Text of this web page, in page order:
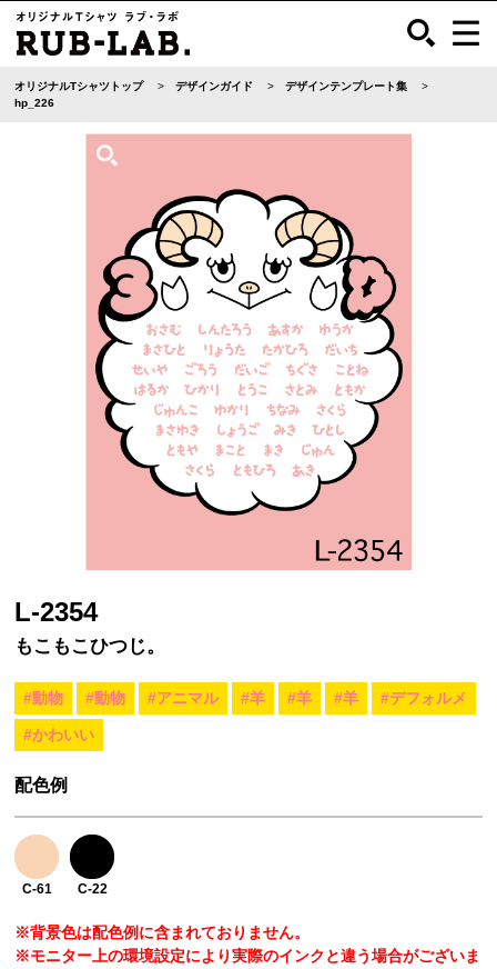
オリジナルTシャツトップ デザインガイド
デザインテンプレート集
hp_226
L-2354
もこもこひつじ。
#動物 #動物 #アニマル #羊 #羊 #羊 #デフォルメ
#かわいい
配色例
C-61 C-22
※背景色は配色例に含まれておりません。
※モニター上の環境設定により実際のインクと違う場合がございま